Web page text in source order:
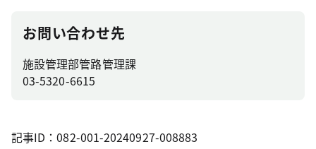
お問い合わせ先
施設管理部管路管理課
03-5320-6615
記事ID：082-001-20240927-008883